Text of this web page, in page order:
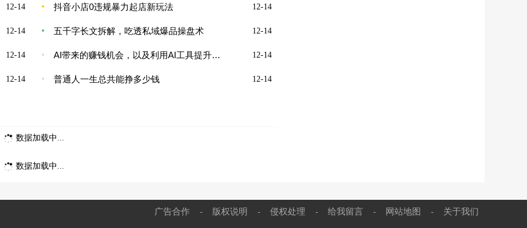
12-14 12-14
抖音小店0违规暴力起店新玩法
12-14 12-14
五千字长文拆解，吃透私域爆品操盘术
12-14 12-14
AI带来的赚钱机会，以及利用AI工具提升数倍工作效率
12-14 12-14
普通人一生总共能挣多少钱
数据加载中...
数据加载中...
广告合作 - 版权说明 - 侵权处理 - 给我留言 - 网站地图 - 关于我们